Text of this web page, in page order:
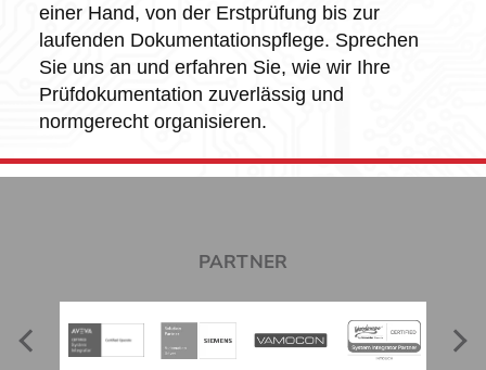
einer Hand, von der Erstprüfung bis zur
laufenden Dokumentationspflege. Sprechen
Sie uns an und erfahren Sie, wie wir Ihre
Prüfdokumentation zuverlässig und
normgerecht organisieren.
PARTNER